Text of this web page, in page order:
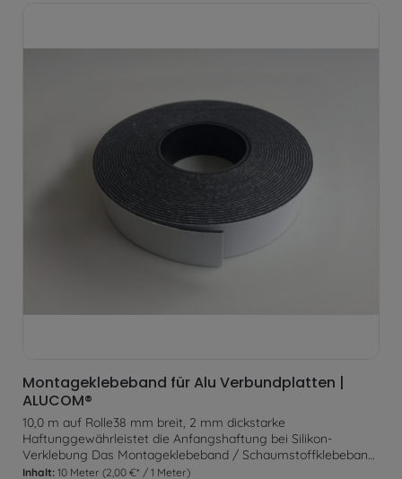
Montageklebeband für Alu Verbundplatten |
ALUCOM®
10,0 m auf Rolle38 mm breit, 2 mm dickstarke
Haftunggewährleistet die Anfangshaftung bei Silikon-
Verklebung Das Montageklebeband / Schaumstoffklebeband
dient lediglich der Anfangshaftung bei Silikon Verklebung. Ein
Inhalt: 10 Meter (2,00 €* / 1 Meter)